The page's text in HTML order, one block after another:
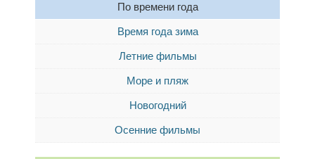
По времени года
Время года зима
Летние фильмы
Море и пляж
Новогодний
Осенние фильмы